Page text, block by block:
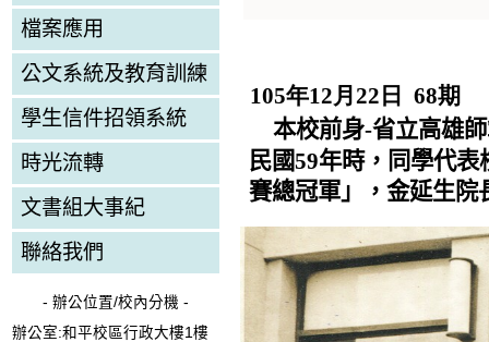
檔案應用
公文系統及教育訓練
學生信件招領系統
時光流轉
文書組大事紀
聯絡我們
- 辦公位置/校內分機 -
辦公室:和平校區行政大樓1樓
105年12月22日 68期
本校前身-省立高雄
民國59年時，同學代表
賽總冠軍」，金延生院